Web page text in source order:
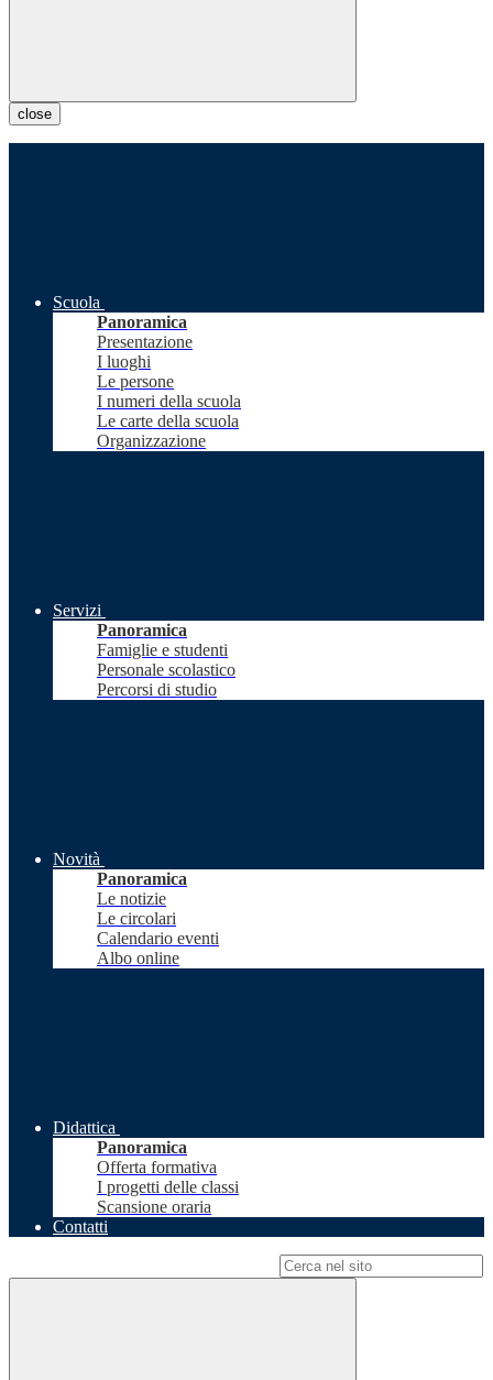
close
Scuola
Panoramica
Presentazione
I luoghi
Le persone
I numeri della scuola
Le carte della scuola
Organizzazione
Servizi
Panoramica
Famiglie e studenti
Personale scolastico
Percorsi di studio
Novità
Panoramica
Le notizie
Le circolari
Calendario eventi
Albo online
Didattica
Panoramica
Offerta formativa
I progetti delle classi
Scansione oraria
Contatti